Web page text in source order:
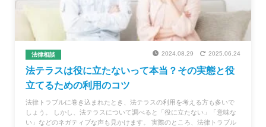
法律相談 2024.08.29 2025.06.24
法テラスは役に立たないって本当？その実態と役
立てるための利用のコツ
法律トラブルに巻き込まれたとき、法テラスの利用を考える方も多いで
しょう。 しかし、法テラスについて調べると「役に立たない」「意味な
い」などのネガティブな声も見かけます。 実際のところ、法律トラブル